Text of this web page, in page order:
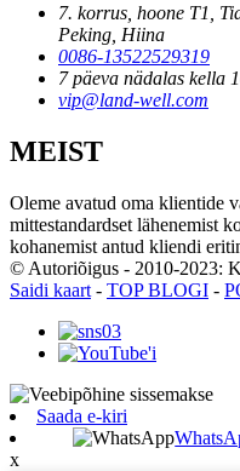
7. korrus, hoone T1,
Peking, Hiina
0086-13522529319
7 päeva nädalas kella
vip@land-well.com
MEIST
Oleme avatud oma klientide
mittestandardset lähenemist
kohanemist antud kliendi
© Autoriõigus - 2010-2023:
Saidi kaart - TOP BLOGI -
Saada e-kiri
x